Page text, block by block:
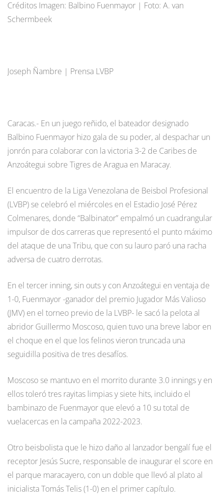
Créditos Imagen: Balbino Fuenmayor | Foto: A. van
Schermbeek
Joseph Ñambre | Prensa LVBP
Caracas.- En un juego reñido, el bateador designado
Balbino Fuenmayor hizo gala de su poder, al despachar un
jonrón para colaborar con la victoria 3-2 de Caribes de
Anzoátegui sobre Tigres de Aragua en Maracay.
El encuentro de la Liga Venezolana de Beisbol Profesional
(LVBP) se celebró el miércoles en el Estadio José Pérez
Colmenares, donde “Balbinator” empalmó un cuadrangular
impulsor de dos carreras que representó el punto máximo
del ataque de una Tribu, que con su lauro paró una racha
adversa de cuatro derrotas.
En el tercer inning, sin outs y con Anzoátegui en ventaja de
1-0, Fuenmayor -ganador del premio Jugador Más Valioso
(JMV) en el torneo previo de la LVBP- le sacó la pelota al
abridor Guillermo Moscoso, quien tuvo una breve labor en
el choque en el que los felinos vieron truncada una
seguidilla positiva de tres desafíos.
Moscoso se mantuvo en el morrito durante 3.0 innings y en
ellos toleró tres rayitas limpias y siete hits, incluido el
bambinazo de Fuenmayor que elevó a 10 su total de
vuelacercas en la campaña 2022-2023.
Otro beisbolista que le hizo daño al lanzador bengalí fue el
receptor Jesús Sucre, responsable de inaugurar el score en
el parque maracayero, con un doble que llevó al plato al
inicialista Tomás Telis (1-0) en el primer capítulo.